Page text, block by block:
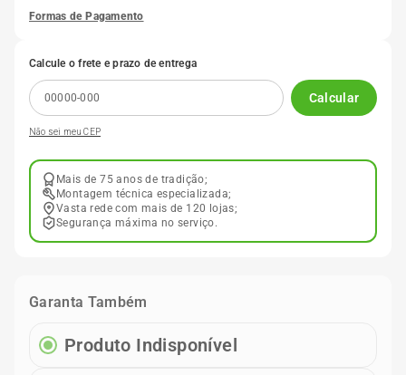
Formas de Pagamento
Calcule o frete e prazo de entrega
Calcular
Não sei meu CEP
Mais de 75 anos de tradição;
Montagem técnica especializada;
Vasta rede com mais de 120 lojas;
Segurança máxima no serviço.
Garanta Também
Produto Indisponível